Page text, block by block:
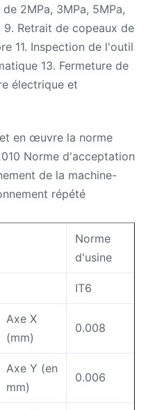
2MPa, 3MPa, 5MPa,
9. Retrait de copeaux de
11. Inspection de l'outil
13. Fermeture de
électrique et
en œuvre la norme
Norme d'acceptation
de la machine-
répété
Norme
d'usine
IT6
Axe X
(mm)
0.008
Axe Y (en
mm)
0.006